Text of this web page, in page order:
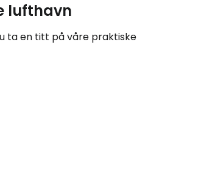
lufthavn
ta en titt på våre praktiske